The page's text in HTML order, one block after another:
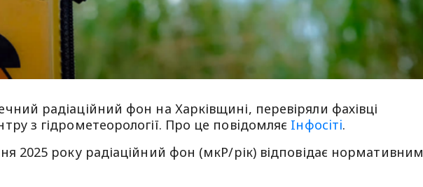
радіаційний фон на Харківщині, перевіряли фахівці
з гідрометеорології. Про це повiдомляє Iнфосiтi.
2025 року радіаційний фон (мкР/рік) відповідає нормативним